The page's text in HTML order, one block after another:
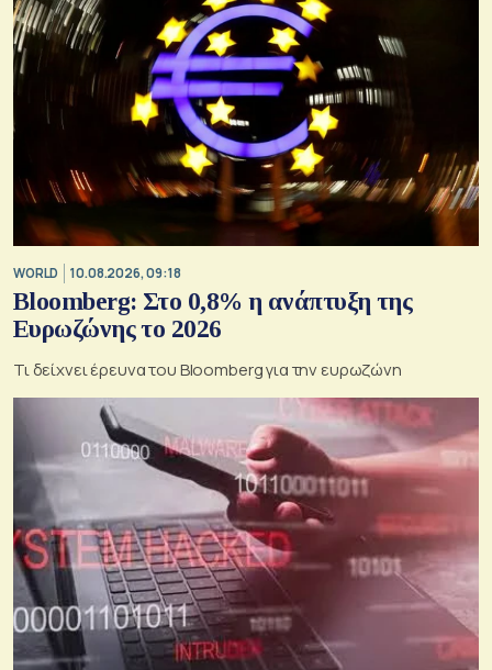
WORLD 10.08.2026, 09:18
Bloomberg: Στο 0,8% η ανάπτυξη της
Ευρωζώνης το 2026
Τι δείχνει έρευνα του Bloomberg για την ευρωζώνη